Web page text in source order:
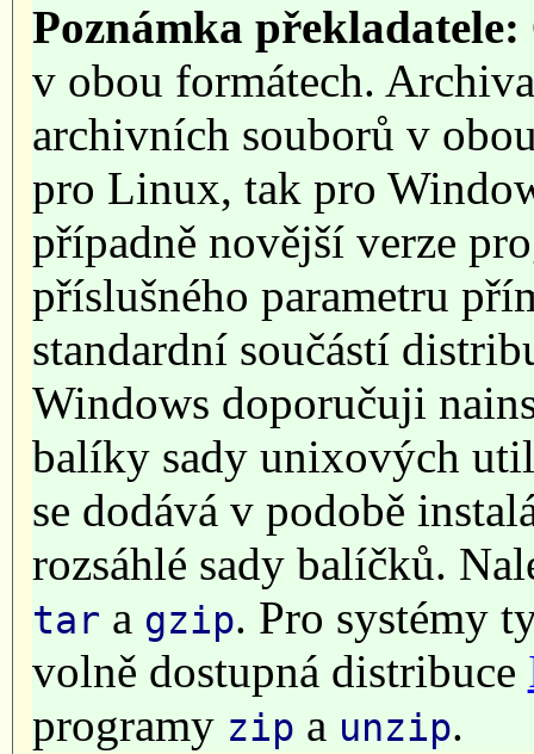
Poznámka překladatele:
v obou formátech.
archivních souborů v
pro Linux, tak pro
případně novější verze
příslušného parametru
standardní součástí
Windows doporučuji
balíky sady unixových
se dodává v podobě
rozsáhlé sady balíčků.
tar a gzip. Pro systémy
volně dostupná distribuce
programy zip a unzip.